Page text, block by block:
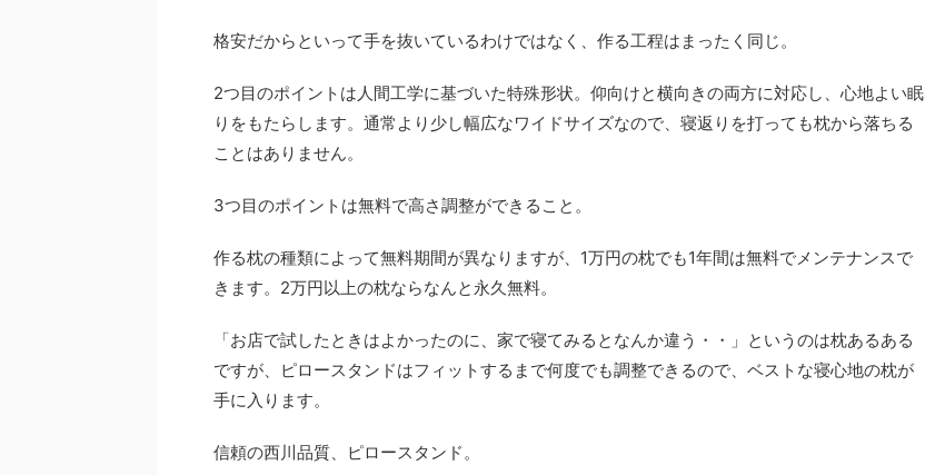
格安だからといって手を抜いているわけではなく、作る工程はまったく同じ。
2つ目のポイントは人間工学に基づいた特殊形状。仰向けと横向きの両方に対応し、心地よい眠
りをもたらします。通常より少し幅広なワイドサイズなので、寝返りを打っても枕から落ちる
ことはありません。
3つ目のポイントは無料で高さ調整ができること。
作る枕の種類によって無料期間が異なりますが、1万円の枕でも1年間は無料でメンテナンスで
きます。2万円以上の枕ならなんと永久無料。
「お店で試したときはよかったのに、家で寝てみるとなんか違う・・」というのは枕あるある
ですが、ピロースタンドはフィットするまで何度でも調整できるので、ベストな寝心地の枕が
手に入ります。
信頼の西川品質、ピロースタンド。